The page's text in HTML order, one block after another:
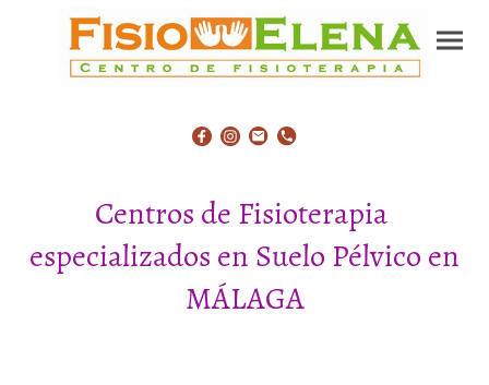
Centros de Fisioterapia
especializados en Suelo Pélvico en
MÁLAGA